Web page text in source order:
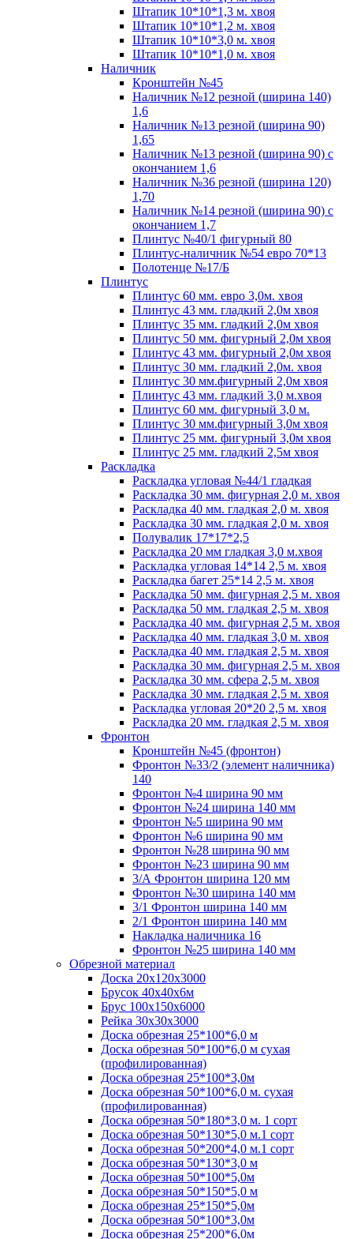
Штапик 10*10*1,3 м. хвоя
Штапик 10*10*1,2 м. хвоя
Штапик 10*10*3,0 м. хвоя
Штапик 10*10*1,0 м. хвоя
Наличник
Кронштейн №45
Наличник №12 резной (ширина 140)
1,6
Наличник №13 резной (ширина 90)
1,65
Наличник №13 резной (ширина 90) с
окончанием 1,6
Наличник №36 резной (ширина 120)
1,70
Наличник №14 резной (ширина 90) с
окончанием 1,7
Плинтус №40/1 фигурный 80
Плинтус-наличник №54 евро 70*13
Полотенце №17/Б
Плинтус
Плинтус 60 мм. евро 3,0м. хвоя
Плинтус 43 мм. гладкий 2,0м хвоя
Плинтус 35 мм. гладкий 2,0м хвоя
Плинтус 50 мм. фигурный 2,0м хвоя
Плинтус 43 мм. фигурный 2,0м хвоя
Плинтус 30 мм. гладкий 2,0м. хвоя
Плинтус 30 мм.фигурный 2,0м хвоя
Плинтус 43 мм. гладкий 3,0 м.хвоя
Плинтус 60 мм. фигурный 3,0 м.
Плинтус 30 мм.фигурный 3,0м хвоя
Плинтус 25 мм. фигурный 3,0м хвоя
Плинтус 25 мм. гладкий 2,5м хвоя
Раскладка
Раскладка угловая №44/1 гладкая
Раскладка 30 мм. фигурная 2,0 м. хвоя
Раскладка 40 мм. гладкая 2,0 м. хвоя
Раскладка 30 мм. гладкая 2,0 м. хвоя
Полувалик 17*17*2,5
Раскладка 20 мм гладкая 3,0 м.хвоя
Раскладка угловая 14*14 2,5 м. хвоя
Раскладка багет 25*14 2,5 м. хвоя
Раскладка 50 мм. фигурная 2,5 м. хвоя
Раскладка 50 мм. гладкая 2,5 м. хвоя
Раскладка 40 мм. фигурная 2,5 м. хвоя
Раскладка 40 мм. гладкая 3,0 м. хвоя
Раскладка 40 мм. гладкая 2,5 м. хвоя
Раскладка 30 мм. фигурная 2,5 м. хвоя
Раскладка 30 мм. сфера 2,5 м. хвоя
Раскладка 30 мм. гладкая 2,5 м. хвоя
Раскладка угловая 20*20 2,5 м. хвоя
Раскладка 20 мм. гладкая 2,5 м. хвоя
Фронтон
Кронштейн №45 (фронтон)
Фронтон №33/2 (элемент наличника)
140
Фронтон №4 ширина 90 мм
Фронтон №24 ширина 140 мм
Фронтон №5 ширина 90 мм
Фронтон №6 ширина 90 мм
Фронтон №28 ширина 90 мм
Фронтон №23 ширина 90 мм
3/А Фронтон ширина 120 мм
Фронтон №30 ширина 140 мм
3/1 Фронтон ширина 140 мм
2/1 Фронтон ширина 140 мм
Накладка наличника 16
Фронтон №25 ширина 140 мм
Обрезной материал
Доска 20х120х3000
Брусок 40х40х6м
Брус 100х150х6000
Рейка 30х30х3000
Доска обрезная 25*100*6,0 м
Доска обрезная 50*100*6,0 м сухая
(профилированная)
Доска обрезная 25*100*3,0м
Доска обрезная 50*100*6,0 м. сухая
(профилированная)
Доска обрезная 50*180*3,0 м. 1 сорт
Доска обрезная 50*130*5,0 м.1 сорт
Доска обрезная 50*200*4,0 м.1 сорт
Доска обрезная 50*130*3,0 м
Доска обрезная 50*100*5,0м
Доска обрезная 50*150*5,0 м
Доска обрезная 25*150*5,0м
Доска обрезная 50*100*3,0м
Доска обрезная 25*200*6,0м